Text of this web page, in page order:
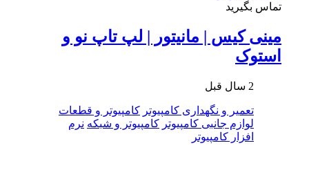
تماس بگیرید
مینی کیس | مانیتور | لپ تاپ نو و
استوک
2 سال قبل
تعمیر و نگهداری کامپیوتر کامپیوتر و قطعات
لوازم جانبی کامپیوتر کامپیوتر و شبکه نرم
افزار کامپیوتر